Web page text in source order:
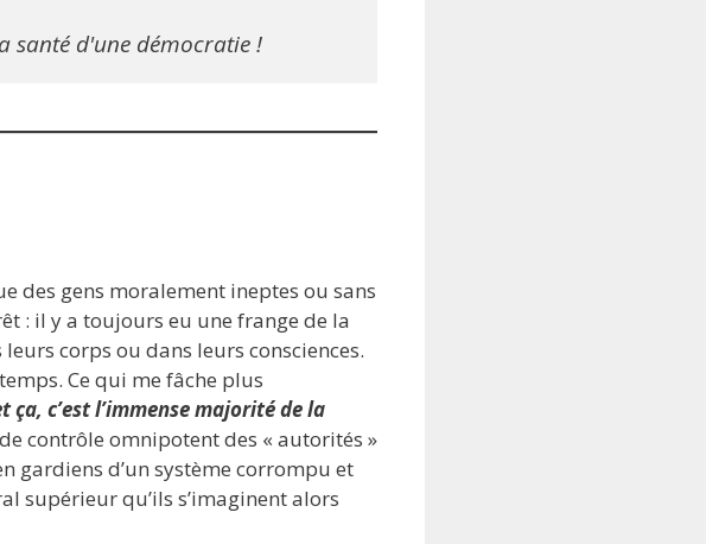
santé d'une démocratie !
des gens moralement ineptes ou sans
: il y a toujours eu une frange de la
corps ou dans leurs consciences.
Ce qui me fâche plus
ça, c’est l’immense majorité de la
contrôle omnipotent des « autorités »
gardiens d’un système corrompu et
supérieur qu’ils s’imaginent alors